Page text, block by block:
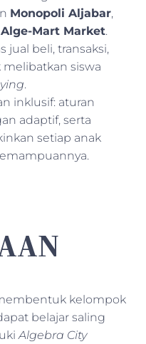
Monopoli Aljabar,
Alge-Mart Market.
jual beli, transaksi,
siswa
.
inklusif: aturan
adaptif, serta
setiap anak
kelompok
belajar saling
Algebra City